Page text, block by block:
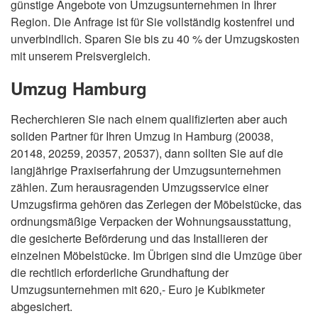
günstige Angebote von Umzugsunternehmen in Ihrer
Region. Die Anfrage ist für Sie vollständig kostenfrei und
unverbindlich. Sparen Sie bis zu 40 % der Umzugskosten
mit unserem Preisvergleich.
Umzug Hamburg
Recherchieren Sie nach einem qualifizierten aber auch
soliden Partner für Ihren Umzug in Hamburg (20038,
20148, 20259, 20357, 20537), dann sollten Sie auf die
langjährige Praxiserfahrung der Umzugsunternehmen
zählen. Zum herausragenden Umzugsservice einer
Umzugsfirma gehören das Zerlegen der Möbelstücke, das
ordnungsmäßige Verpacken der Wohnungsausstattung,
die gesicherte Beförderung und das Installieren der
einzelnen Möbelstücke. Im Übrigen sind die Umzüge über
die rechtlich erforderliche Grundhaftung der
Umzugsunternehmen mit 620,- Euro je Kubikmeter
abgesichert.